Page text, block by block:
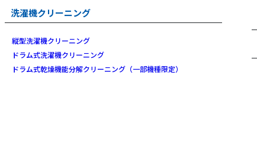
洗濯機クリーニング
縦型洗濯機クリーニング
ドラム式洗濯機クリーニング
ドラム式乾燥機能分解クリーニング（一部機種限定）